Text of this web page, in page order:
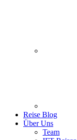
Reise Blog
Über Uns
Team